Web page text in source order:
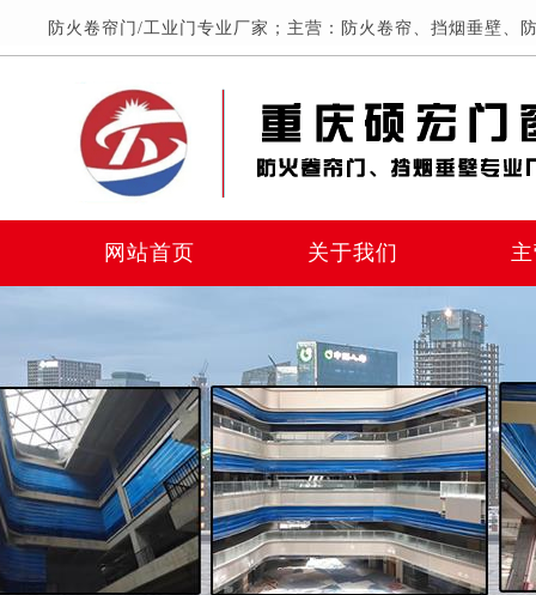
防火卷帘门/工业门专业厂家；主营：防火卷帘、挡烟垂壁、
网站首页 关于我们